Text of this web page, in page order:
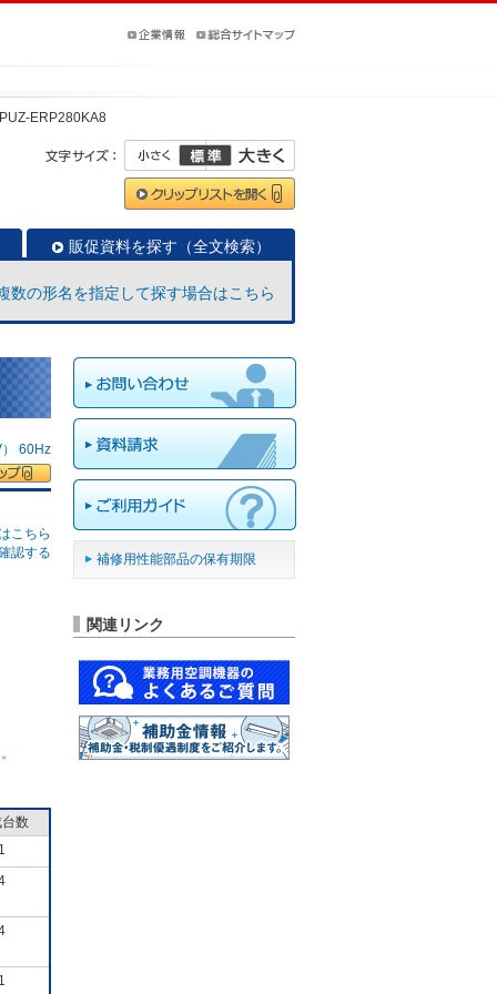
PUZ-ERP280KA8
販促資料を探す（全文検索）
数の形名を指定して探す場合はこちら
60Hz
こちら
認する
数
補修用性能部品の保有期限
関連リンク